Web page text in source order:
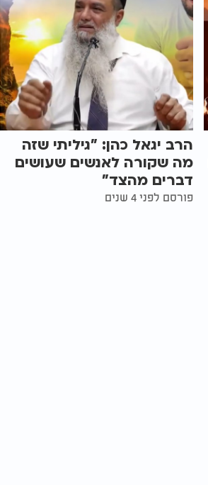
הרב יגאל כהן: "גיליתי שזה
מה שקורה לאנשים שעושים
דברים מהצד"
פורסם לפני 4 שנים